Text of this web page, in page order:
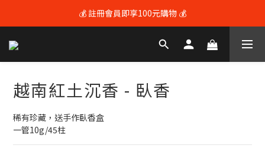
💰 註冊會員即享100元購物 💰
💰 註冊會員即享100元購物 💰
🚚 全館滿$3600享免運（限本島) 🚚
越南紅土沉香 - 臥香
稀有珍藏，送手作臥香盒
一管10g/45柱